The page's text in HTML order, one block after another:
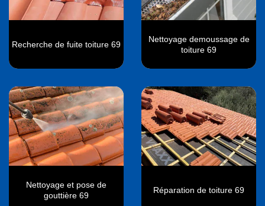
Recherche de fuite toiture 69
Nettoyage demoussage de
toiture 69
Nettoyage et pose de
gouttière 69
Réparation de toiture 69